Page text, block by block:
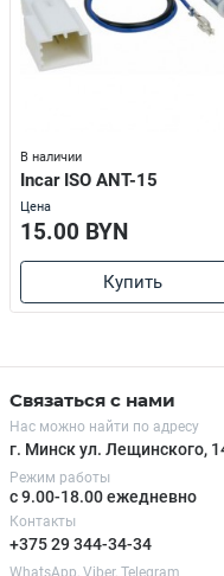
В наличии
Incar ISO ANT-15
Цена
15.00 BYN
Купить
Связаться с нами
Нас можно найти по адресу
г. Минск ул. Лещинского,
Режим работы
с 9.00-18.00 ежедневно
Контакты
+375 29 344-34-34